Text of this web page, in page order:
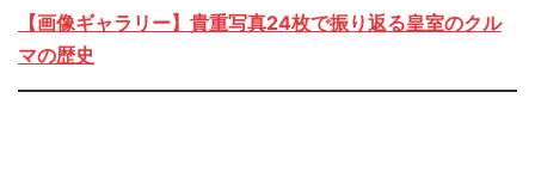
【画像ギャラリー】貴重写真24枚で振り返る皇室のクル
マの歴史